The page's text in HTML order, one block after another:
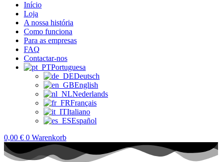
Início
Loja
A nossa história
Como funciona
Para as empresas
FAQ
Contactar-nos
Portuguesa
Deutsch
English
Nederlands
Français
Italiano
Español
0,00 € 0 Warenkorb